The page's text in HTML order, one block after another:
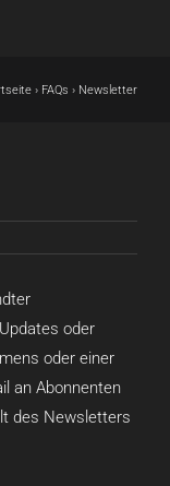
› FAQs › Newsletter
oder
oder einer
an Abonnenten
des Newsletters